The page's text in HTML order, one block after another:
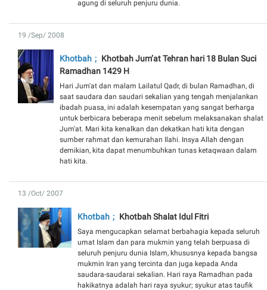
agung di seluruh penjuru dunia.
19 /Sep/ 2008
Khotbah
Khotbah Jum’at Tehran hari 18 Bulan Suci
Ramadhan 1429 H
Hari Jum'at dan malam Lailatul Qadr, di bulan Ramadhan, di
saat saudara dan saudari sekalian yang tengah menjalankan
ibadah puasa, ini adalah kesempatan yang sangat berharga
untuk berbicara beberapa menit sebelum melaksanakan shalat
Jum'at. Mari kita kenalkan dan dekatkan hati kita dengan
sumber rahmat dan kemurahan Ilahi. Insya Allah dengan
demikian, kita dapat menumbuhkan tunas ketaqwaan dalam
hati kita.
13 /Oct/ 2007
Khotbah Khotbah Shalat Idul Fitri
Saya mengucapkan selamat berbahagia kepada seluruh
umat Islam dan para mukmin yang telah berpuasa di
seluruh penjuru dunia Islam, khususnya kepada bangsa
mukmin Iran yang tercinta dan juga kepada Anda
saudara-saudarai sekalian. Hari raya Ramadhan pada
hakikatnya adalah hari raya syukur; syukur atas taufik